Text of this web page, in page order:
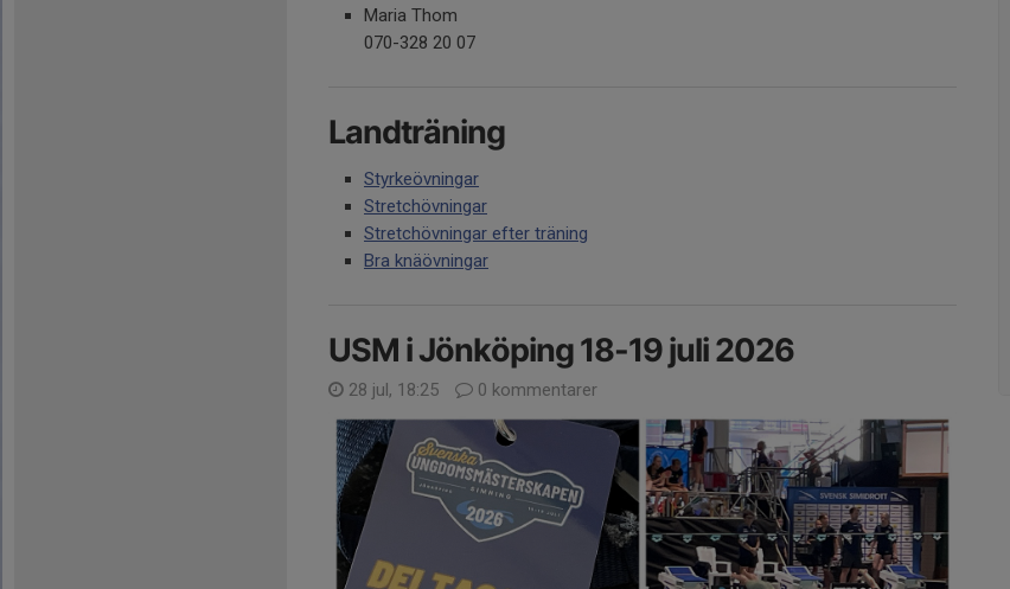
Maria Thom
070-328 20 07
Landträning
Styrkeövningar
Stretchövningar
Stretchövningar efter träning
Bra knäövningar
USM i Jönköping 18-19 juli 2026
28 jul, 18:25 0 kommentarer